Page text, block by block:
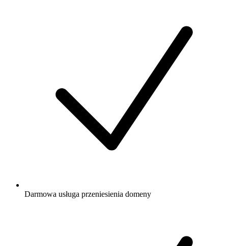
Darmowa usługa przeniesienia domeny